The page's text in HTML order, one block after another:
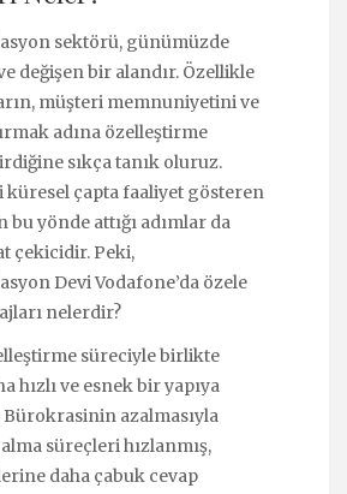
sektörü, günümüzde
değişen bir alandır. Özellikle
müşteri memnuniyetini ve
adına özelleştirme
sıkça tanık oluruz.
küresel çapta faaliyet gösteren
yönde attığı adımlar da
çekicidir. Peki,
Devi Vodafone’da özele
nelerdir?
süreciyle birlikte
hızlı ve esnek bir yapıya
azalmasıyla
süreçleri hızlanmış,
daha çabuk cevap